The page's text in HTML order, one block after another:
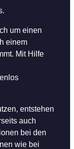
um einen
einem
Mit Hilfe
entstehen
auch
bei den
wie bei